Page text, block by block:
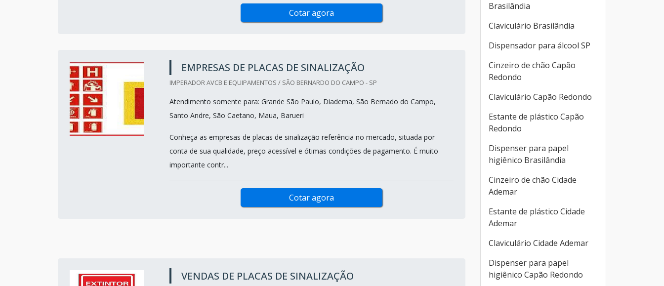
Cotar agora
EMPRESAS DE PLACAS DE SINALIZAÇÃO
IMPERADOR AVCB E EQUIPAMENTOS / SÃO BERNARDO DO CAMPO - SP
Atendimento somente para: Grande São Paulo, Diadema, São Bernado do Campo,
Santo Andre, São Caetano, Maua, Barueri
Conheça as empresas de placas de sinalização referência no mercado, situada por
conta de sua qualidade, preço acessível e ótimas condições de pagamento. É muito
importante contr...
Cotar agora
VENDAS DE PLACAS DE SINALIZAÇÃO
Brasilândia
Claviculário Brasilândia
Dispensador para álcool SP
Cinzeiro de chão Capão
Redondo
Claviculário Capão Redondo
Estante de plástico Capão
Redondo
Dispenser para papel
higiênico Brasilândia
Cinzeiro de chão Cidade
Ademar
Estante de plástico Cidade
Ademar
Claviculário Cidade Ademar
Dispenser para papel
higiênico Capão Redondo